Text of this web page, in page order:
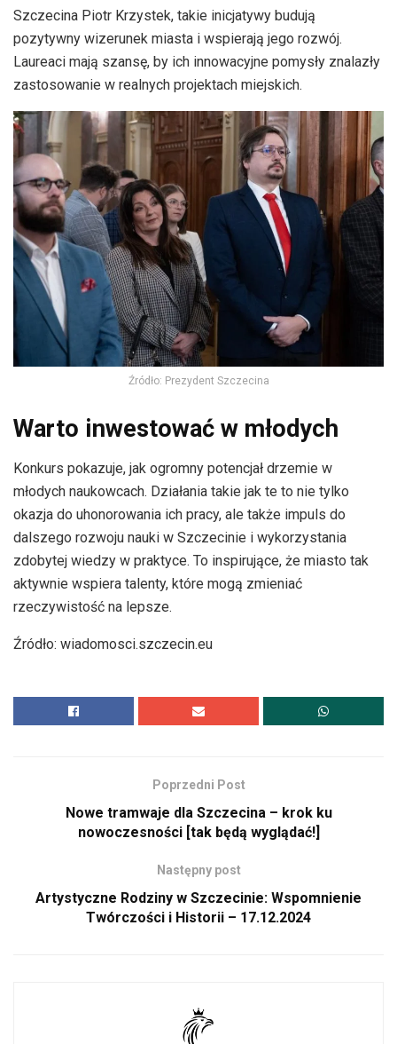
Szczecina Piotr Krzystek, takie inicjatywy budują
pozytywny wizerunek miasta i wspierają jego rozwój.
Laureaci mają szansę, by ich innowacyjne pomysły znalazły
zastosowanie w realnych projektach miejskich.
Źródło: Prezydent Szczecina
Warto inwestować w młodych
Konkurs pokazuje, jak ogromny potencjał drzemie w
młodych naukowcach. Działania takie jak te to nie tylko
okazja do uhonorowania ich pracy, ale także impuls do
dalszego rozwoju nauki w Szczecinie i wykorzystania
zdobytej wiedzy w praktyce. To inspirujące, że miasto tak
aktywnie wspiera talenty, które mogą zmieniać
rzeczywistość na lepsze.
Źródło: wiadomosci.szczecin.eu
Poprzedni Post
Nowe tramwaje dla Szczecina – krok ku
nowoczesności [tak będą wyglądać!]
Następny post
Artystyczne Rodziny w Szczecinie: Wspomnienie
Twórczości i Historii – 17.12.2024